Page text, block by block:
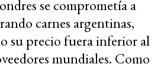
se comprometía a
carnes argentinas,
su precio fuera inferior al
mundiales. Como